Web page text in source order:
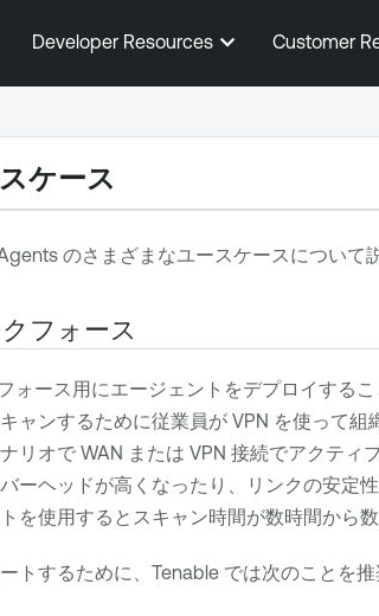
メインコンテンツに移動する
Developer Resources Customer
ケース
のさまざまなユースケースについて
フォース
ォース用にエージェントをデプロイする
ャンするために従業員が VPN を使って
リオで WAN または VPN 接続でアクティ
ーヘッドが高くなったり、リンクの安定
を使用するとスキャン時間が数時間から数
トするために、 Tenableでは次のことを推